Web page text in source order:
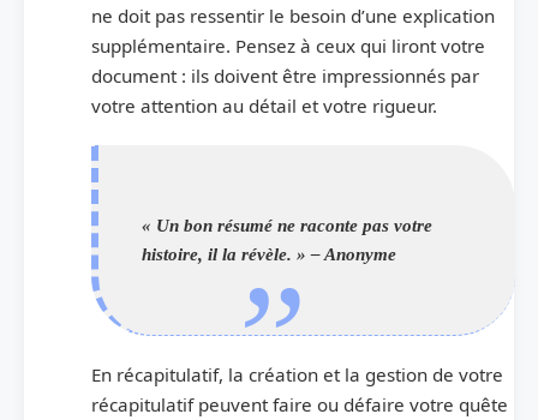
ne doit pas ressentir le besoin d’une explication
supplémentaire. Pensez à ceux qui liront votre
document : ils doivent être impressionnés par
votre attention au détail et votre rigueur.
« Un bon résumé ne raconte pas votre
histoire, il la révèle. » – Anonyme
En récapitulatif, la création et la gestion de votre
récapitulatif peuvent faire ou défaire votre quête